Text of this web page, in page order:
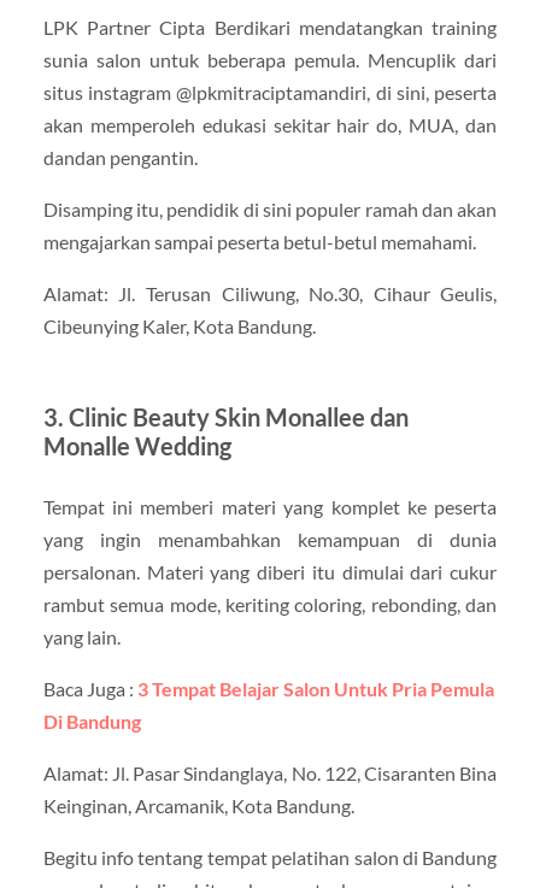
LPK Partner Cipta Berdikari mendatangkan training
sunia salon untuk beberapa pemula. Mencuplik dari
situs instagram @lpkmitraciptamandiri, di sini, peserta
akan memperoleh edukasi sekitar hair do, MUA, dan
dandan pengantin.
Disamping itu, pendidik di sini populer ramah dan akan
mengajarkan sampai peserta betul-betul memahami.
Alamat: Jl. Terusan Ciliwung, No.30, Cihaur Geulis,
Cibeunying Kaler, Kota Bandung.
3. Clinic Beauty Skin Monallee dan
Monalle Wedding
Tempat ini memberi materi yang komplet ke peserta
yang ingin menambahkan kemampuan di dunia
persalonan. Materi yang diberi itu dimulai dari cukur
rambut semua mode, keriting coloring, rebonding, dan
yang lain.
Baca Juga : 3 Tempat Belajar Salon Untuk Pria Pemula
Di Bandung
Alamat: Jl. Pasar Sindanglaya, No. 122, Cisaranten Bina
Keinginan, Arcamanik, Kota Bandung.
Begitu info tentang tempat pelatihan salon di Bandung